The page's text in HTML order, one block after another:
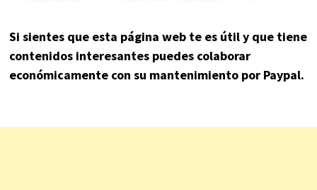
Si sientes que esta página web te es útil y que tiene
contenidos interesantes puedes colaborar
económicamente con su mantenimiento por Paypal.